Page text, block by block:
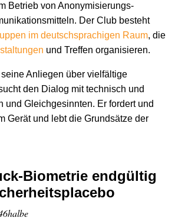
Betrieb von Anonymisierungs­
Der Club besteht
im deutschsprachigen Raum, die
und Treffen organisieren.
Anliegen über vielfältige
den Dialog mit technisch und
und Gleichgesinnten. Er fordert und
Gerät und lebt die Grundsätze der
Biometrie endgültig